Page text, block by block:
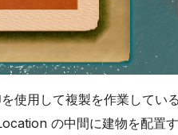
使用して複製を作業してい
の中間に建物を配置